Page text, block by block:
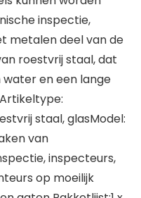
inspectie,
metalen deel van de
roestvrij staal, dat
en een lange
staal, glasModel:
van
inspecteurs,
op moeilijk